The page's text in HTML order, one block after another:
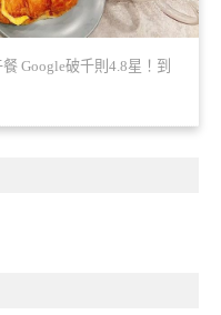
Google破千則4.8星！到